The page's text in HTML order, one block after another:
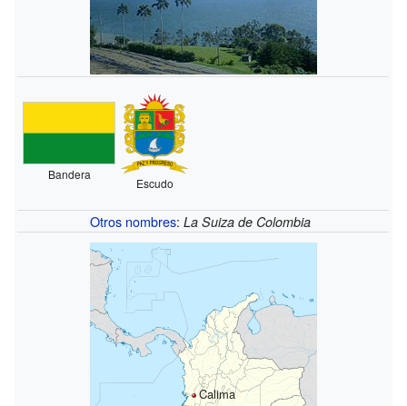
Bandera
Escudo
Otros nombres:La Suiza de Colombia
Calima